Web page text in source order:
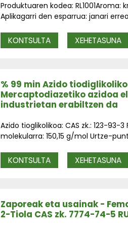
Produktuaren kodea:
Aplikagarri den esparrua: janari
KONTSULTA XEHETASUNA
% 99 min Azido
Mercaptodiazetiko azidoa
industrietan erabiltzen da
Azido tioglikolikoa: CAS zk.: 123-93-
molekularra: 150,15 g/mol Urtze-
KONTSULTA XEHETASUNA
Zaporeak eta usainak -
2-Tiola CAS zk. 7774-74-5